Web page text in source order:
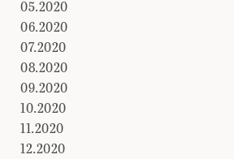
05.2020
06.2020
07.2020
08.2020
09.2020
10.2020
11.2020
12.2020